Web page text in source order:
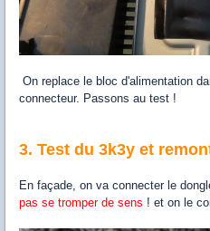
On replace le bloc d'alimentation
connecteur. Passons au test !
3. Test du 3k3y et
En façade, on va connecter le
pas se tromper de sens ! et on le